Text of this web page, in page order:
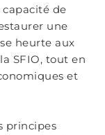
de
une
heurte aux
SFIO, tout en
et
principes